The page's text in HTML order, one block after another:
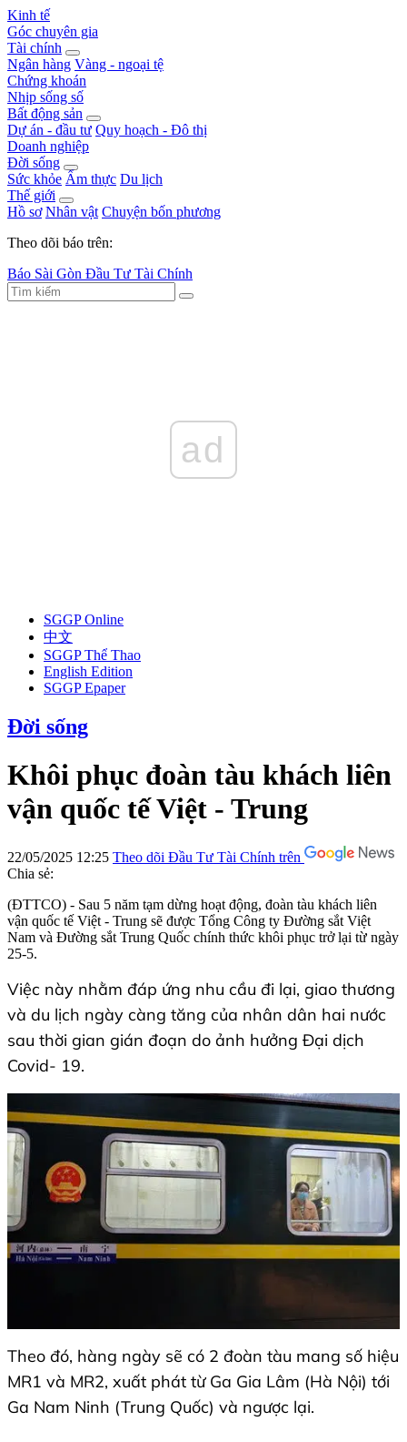
Kinh tế
Góc chuyên gia
Tài chính
Ngân hàng Vàng - ngoại tệ
Chứng khoán
Nhịp sống số
Bất động sản
Dự án - đầu tư Quy hoạch - Đô thị
Doanh nghiệp
Đời sống
Sức khỏe Ẩm thực Du lịch
Thế giới
Hồ sơ Nhân vật Chuyện bốn phương
Theo dõi báo trên:
Báo Sài Gòn Đầu Tư Tài Chính
ad
SGGP Online
中文
SGGP Thể Thao
English Edition
SGGP Epaper
Đời sống
Khôi phục đoàn tàu khách liên
vận quốc tế Việt - Trung
22/05/2025 12:25 Theo dõi Đầu Tư Tài Chính trên
Chia sẻ:
(ĐTTCO) - Sau 5 năm tạm dừng hoạt động, đoàn tàu khách liên
vận quốc tế Việt - Trung sẽ được Tổng Công ty Đường sắt Việt
Nam và Đường sắt Trung Quốc chính thức khôi phục trở lại từ ngày
25-5.
Việc này nhằm đáp ứng nhu cầu đi lại, giao thương
và du lịch ngày càng tăng của nhân dân hai nước
sau thời gian gián đoạn do ảnh hưởng Đại dịch
Covid- 19.
Theo đó, hàng ngày sẽ có 2 đoàn tàu mang số hiệu
MR1 và MR2, xuất phát từ Ga Gia Lâm (Hà Nội) tới
Ga Nam Ninh (Trung Quốc) và ngược lại.